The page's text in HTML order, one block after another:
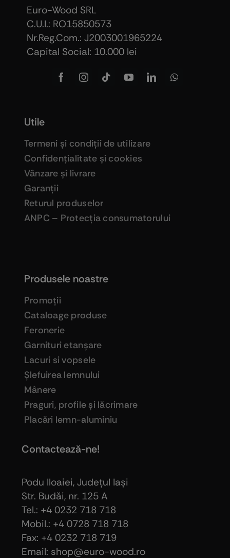
Euro-Wood SRL
C.U.I.: RO15850573
Nr.Reg.Com.: J2003001965224
Capital Social: 10.000 lei
Produsele noastre
Promoţii
Cataloage produse
Feronerie
Garnituri etanşare
Lacuri si vopsele
Şlefuirea lemnului
Mânere
Praguri, profile şi lăcrimare
Placări lemn-aluminiu
Utile
Termeni şi condiţii de utilizare
Confidenţialitate şi cookies
Vânzare şi livrare
Garanţii
Returul produselor
ANPC – Protecţia consumatorului
Contactează-ne!
Podu Iloaiei, Judeţul Iaşi
Str. Budăi, nr. 125 A
Tel.: +4 0232 718 718
Mobil.: +4 0728 718 718
Fax: +4 0232 718 719
Email: shop@euro-wood.ro